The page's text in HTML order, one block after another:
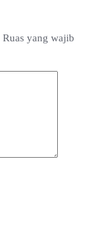
Ruas yang wajib